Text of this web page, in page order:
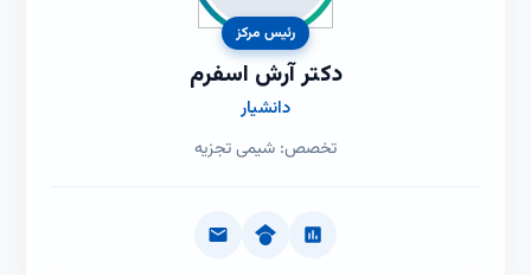
رئیس مرکز
دکتر آرش اسفرم
دانشیار
تخصص: شیمی تجزیه